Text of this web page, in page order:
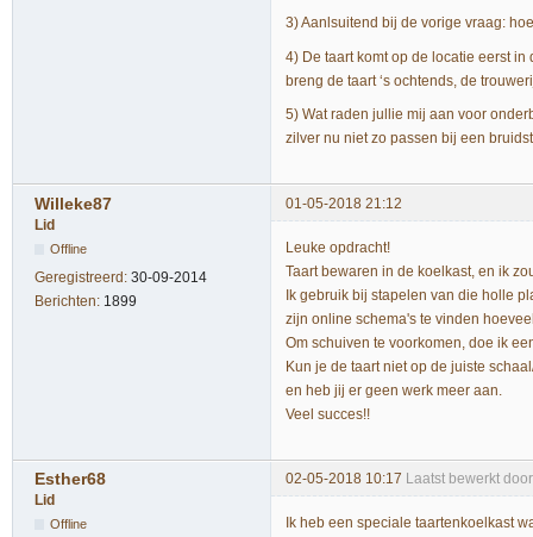
3) Aanlsuitend bij de vorige vraag:
4) De taart komt op de locatie eerst
breng de taart ‘s ochtends, de
5) Wat raden jullie mij aan voor
zilver nu niet zo passen bij een
Willeke87
01-05-2018 21:12
Lid
Offline
Geregistreerd: 30-09-2014
Berichten: 1899
Leuke opdracht!
Taart bewaren in de koelkast, en ik
Ik gebruik bij stapelen van die holle
zijn online schema's te vinden
Om schuiven te voorkomen, doe ik
Kun je de taart niet op de juiste
en heb jij er geen werk meer aan.
Veel succes!!
Esther68 02-05-2018 10:17 Laatst bewerkt
Lid
Offline
Ik heb een speciale taartenkoelkast